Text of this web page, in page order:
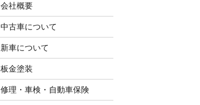
会社概要
中古車について
新車について
板金塗装
修理・車検・自動車保険